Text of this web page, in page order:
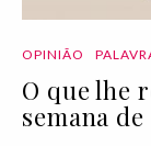
OPINIÃO
O que lhe
semana